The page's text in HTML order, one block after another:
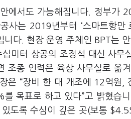
에서도 가능해집니다. 정부가
사는 2019년부터 ‘스마트항
니다. 현장 운영 주체인 BPT는
미터 상공의 조정석 대신 사
조종 인력은 육상 사무실로 옮
은 “장비 한 대 개조에 12억원
목표로 하고 있다”고 밝혔습
도록 수심이 깊은 곳(보통